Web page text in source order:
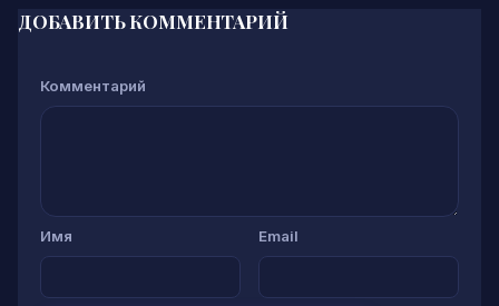
ДОБАВИТЬ КОММЕНТАРИЙ
Комментарий
Имя Email